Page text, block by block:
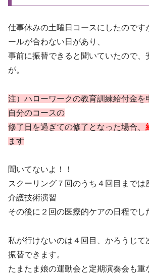
仕事休みの土曜日コースにしたのです
ールが合わない日があり、
事前に振替できると聞いていたので、
が。
注）ハローワークの教育訓練給付金を
自分のコースの
修了日を過ぎての修了となった場合、
ます
聞いてないよ！！
スクーリング７回のうち４回目までは
介護技術演習
その後に２回の医療的ケアの日程でし
私が行けないのは４回目、かろうじて
振替できます。
たまたま娘の運動会と定期演奏会も重